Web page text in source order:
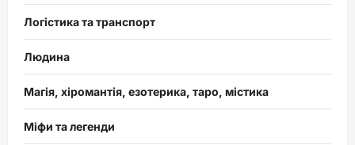
Логістика та транспорт
Людина
Магія, хіромантія, езотерика, таро, містика
Міфи та легенди